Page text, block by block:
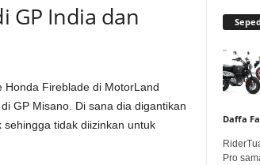
GP India dan
Honda Fireblade di MotorLand
GP Misano. Di sana dia digantikan
tidak diizinkan untuk
Daffa
Pro